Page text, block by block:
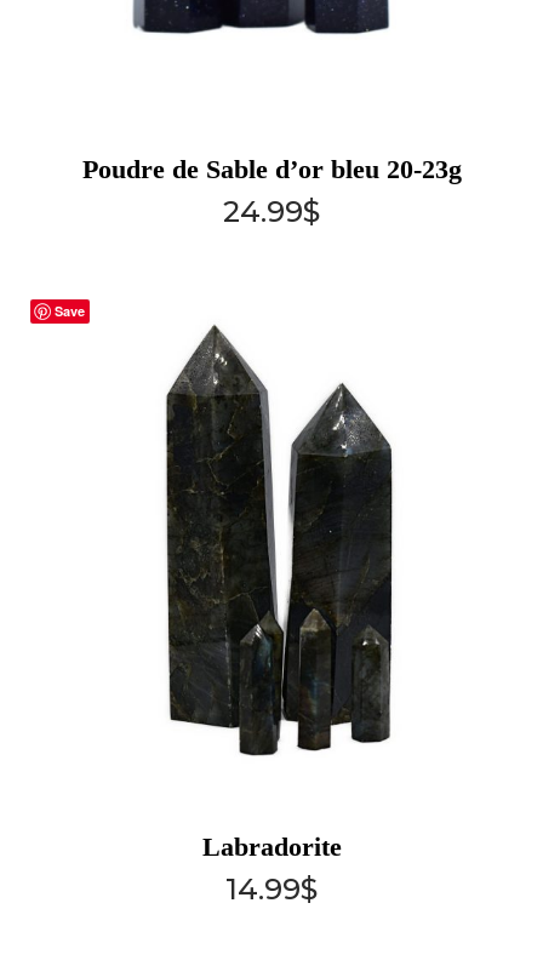
Poudre de Sable d’or bleu 20-23g
24.99$
Labradorite
14.99$
Save